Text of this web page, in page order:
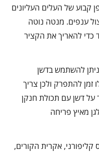
קבוע של העלים העליונים
ענפים. מנטה נוטה
כדי להאריך את הקציר
להשתמש בדשן
זמן להתפרק ולכן צריך
על דשן עם תכולת חנקן
מאיץ פריחה
קליפורני, אקרית הקורים,